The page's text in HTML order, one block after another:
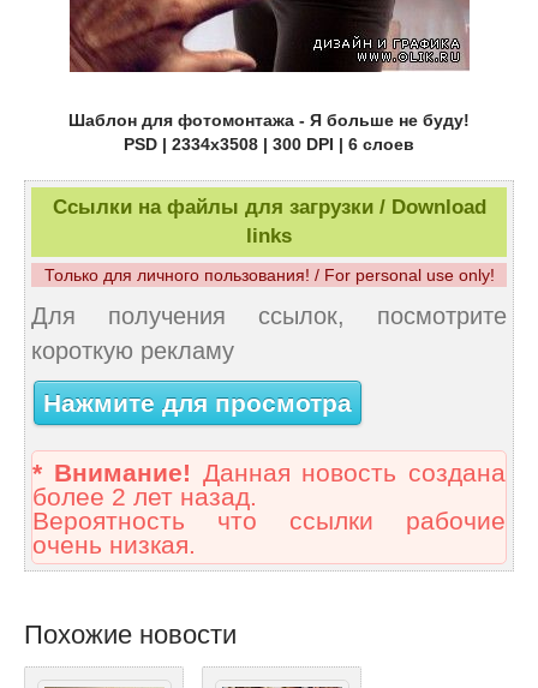
Шаблон для фотомонтажа - Я больше не буду!
PSD | 2334x3508 | 300 DPI | 6 слоев
Ссылки на файлы для загрузки / Download
links
Только для личного пользования! / For personal use only!
Для получения ссылок, посмотрите
короткую рекламу
Нажмите для просмотра
* Внимание! Данная новость создана
более 2 лет назад.
Вероятность что ссылки рабочие
очень низкая.
Похожие новости